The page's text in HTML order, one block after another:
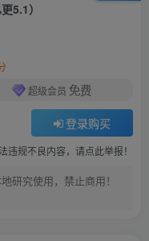
5.1）
超级会员 免费
登录购买
违规不良内容，请点此举报！
研究使用，禁止商用！